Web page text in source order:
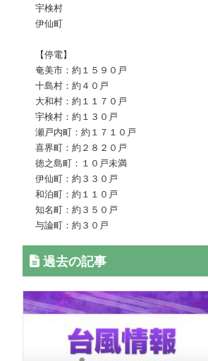
宇検村
伊仙町
【停電】
奄美市：約１５９０戸
十島村：約４０戸
大和村：約１１７０戸
宇検村：約１３０戸
瀬戸内町：約１７１０戸
喜界町：約２８２０戸
徳之島町：１０戸未満
伊仙町：約３３０戸
和泊町：約１１０戸
知名町：約３５０戸
与論町：約３０戸
過去の記事